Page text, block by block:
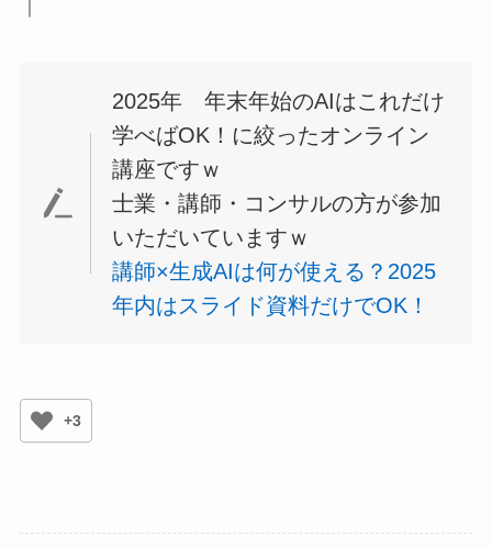
2025年 年末年始のAIはこれだけ
学べばOK！に絞ったオンライン
講座ですｗ
士業・講師・コンサルの方が参加
いただいていますｗ
講師×生成AIは何が使える？2025
年内はスライド資料だけでOK！
+3